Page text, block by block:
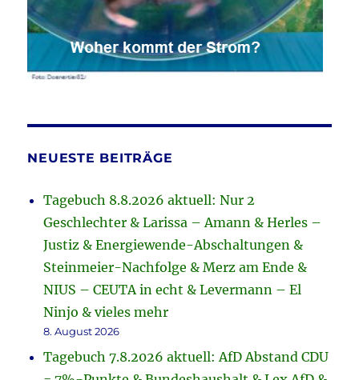
NEUESTE BEITRÄGE
Tagebuch 8.8.2026 aktuell: Nur 2
Geschlechter & Larissa – Amann & Herles –
Justiz & Energiewende-Abschaltungen &
Steinmeier-Nachfolge & Merz am Ende &
NIUS – CEUTA in echt & Levermann – El
Ninjo & vieles mehr
8. August 2026
Tagebuch 7.8.2026 aktuell: AfD Abstand CDU